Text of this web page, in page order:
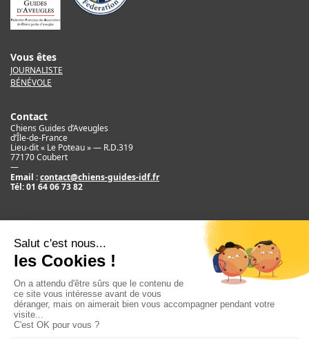
Vous êtes
JOURNALISTE
BÉNÉVOLE
Contact
Chiens Guides d’Aveugles
d’Île-de-France
Lieu-dit « Le Poteau » — R.D.319
77170 Coubert
—
Email :contact@chiens-guides-idf.fr
Tél:01 64 06 73 82
Crédit
©2017 Chiens Guides d’Aveugles d’IDF
Newsletter
E
m
a